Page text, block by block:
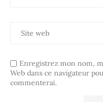
Enregistrez mon nom,
Web dans ce navigateur
commenterai.